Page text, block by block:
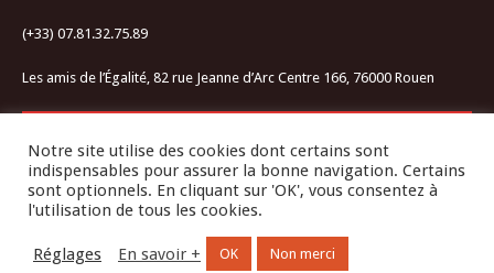
(+33) 07.81.32.75.89
Les amis de l’Égalité, 82 rue Jeanne d’Arc Centre 166, 76000 Rouen
Notre site utilise des cookies dont certains sont
indispensables pour assurer la bonne navigation. Certains
sont optionnels. En cliquant sur 'OK', vous consentez à
l'utilisation de tous les cookies.
Réglages En savoir + OK Non merci